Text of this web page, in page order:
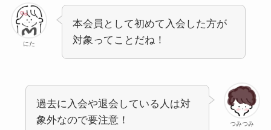
にた
本会員として初めて入会した方が
対象ってことだね！
つみつみ
過去に入会や退会している人は対
象外なので要注意！